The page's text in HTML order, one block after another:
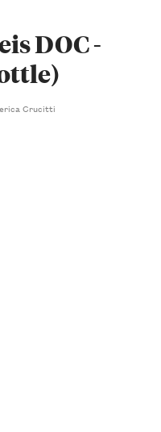
DOC -
Crucitti